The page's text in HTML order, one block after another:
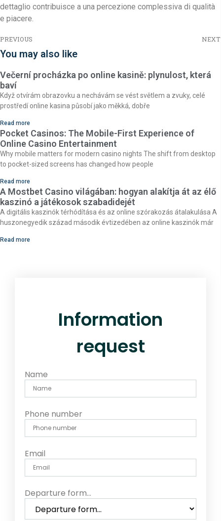
dettaglio contribuisce a una percezione complessiva di qualità
e piacere.
PREVIOUS NEXT
You may also like
Večerní procházka po online kasině: plynulost, která
baví
Když otvírám obrazovku a nechávám se vést světlem a zvuky, celé
prostředí online kasina působí jako měkká, dobře
Read more
Pocket Casinos: The Mobile-First Experience of
Online Casino Entertainment
Why mobile matters for modern casino nights The shift from desktop
to pocket-sized screens has changed how people
Read more
A Mostbet Casino világában: hogyan alakítja át az élő
kaszinó a játékosok szabadidejét
A digitális kaszinók térhódítása és az online szórakozás átalakulása A
huszonegyedik század második évtizedében az online kaszinók már
Read more
Information
request
Name
Phone number
Email
Departure form...